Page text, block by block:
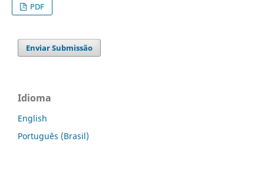
PDF
Enviar Submissão
Idioma
English
Português (Brasil)